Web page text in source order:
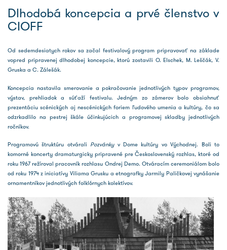
Dlhodobá koncepcia a prvé členstvo v
CIOFF
Od sedemdesiatych rokov sa začal festivalový program pripravovať na základe
vopred pripravenej dlhodobej koncepcie, ktorú zostavili O. Elschek, M. Leščák, V.
Gruska a C. Zálešák.
Koncepcia nastavila smerovanie a pokračovanie jednotlivých typov programov,
výstav, prehliadok a súťaží festivalu. Jedným zo zámerov bolo obsiahnuť
prezentáciu scénických aj nescénických foriem ľudového umenia a kultúry, čo sa
odzrkadlilo na pestrej škále účinkujúcich a programovej skladby jednotlivých
ročníkov.
Programovú štruktúru otvárali Pozvánkyv Dome kultúry vo Východnej. Boli to
komorné koncerty dramaturgicky pripravené pre Československý rozhlas, ktoré od
roku 1967 režíroval pracovník rozhlasu Ondrej Demo. Otváracím ceremoniálom bolo
od roku 1974 z iniciatívy Viliama Grusku a etnografky Jarmily Paličkovej vynášanie
ornamentníkov jednotlivých folklórnych kolektívov.